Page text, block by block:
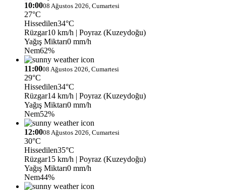
10:0008 Ağustos 2026, Cumartesi
27°C
Hissedilen34°C
Rüzgar10 km/h | Poyraz (Kuzeydoğu)
Yağış Miktarı0 mm/h
Nem62%
11:0008 Ağustos 2026, Cumartesi
29°C
Hissedilen34°C
Rüzgar14 km/h | Poyraz (Kuzeydoğu)
Yağış Miktarı0 mm/h
Nem52%
12:0008 Ağustos 2026, Cumartesi
30°C
Hissedilen35°C
Rüzgar15 km/h | Poyraz (Kuzeydoğu)
Yağış Miktarı0 mm/h
Nem44%